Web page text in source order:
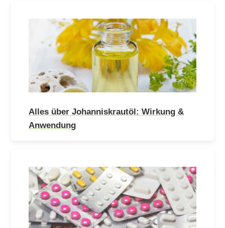
Alles über Johanniskrautöl: Wirkung &
Anwendung